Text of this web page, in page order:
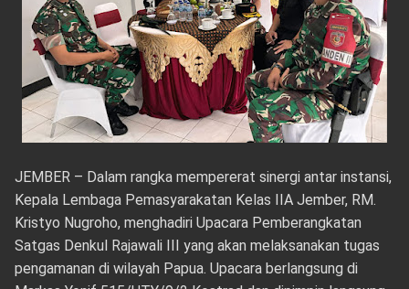
JEMBER – Dalam rangka mempererat sinergi antar instansi,
Kepala Lembaga Pemasyarakatan Kelas IIA Jember, RM.
Kristyo Nugroho, menghadiri Upacara Pemberangkatan
Satgas Denkul Rajawali III yang akan melaksanakan tugas
pengamanan di wilayah Papua. Upacara berlangsung di